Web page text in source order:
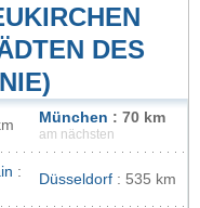
DES
München : 70 km
am nächsten
:
Düsseldorf : 535 km